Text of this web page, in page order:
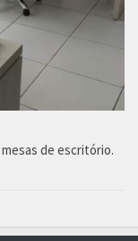
de escritório.